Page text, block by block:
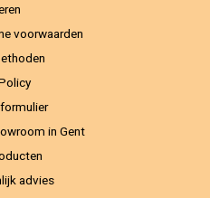
voorwaarden
in Gent
advies